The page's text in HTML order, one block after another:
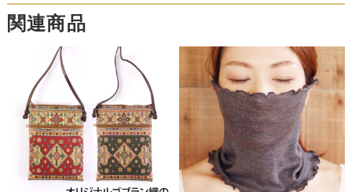
関連商品